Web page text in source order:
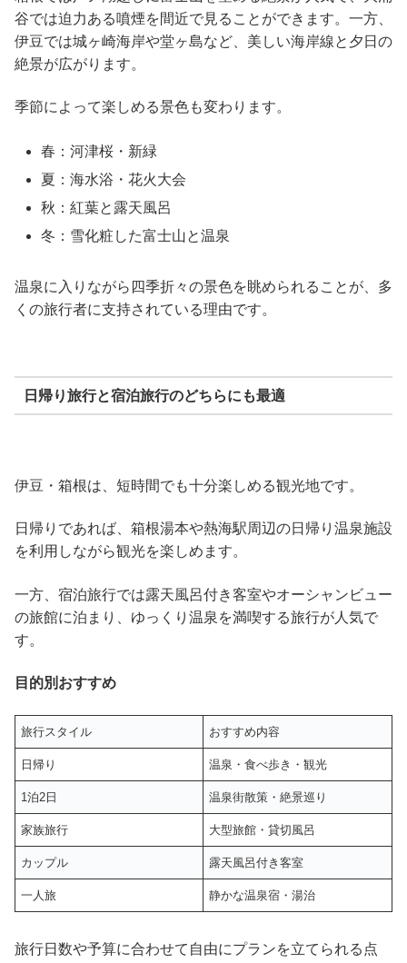
谷では迫力ある噴煙を間近で見ることができます。一方、
伊豆では城ヶ崎海岸や堂ヶ島など、美しい海岸線と夕日の
絶景が広がります。
季節によって楽しめる景色も変わります。
春：河津桜・新緑
夏：海水浴・花火大会
秋：紅葉と露天風呂
冬：雪化粧した富士山と温泉
温泉に入りながら四季折々の景色を眺められることが、多
くの旅行者に支持されている理由です。
日帰り旅行と宿泊旅行のどちらにも最適
伊豆・箱根は、短時間でも十分楽しめる観光地です。
日帰りであれば、箱根湯本や熱海駅周辺の日帰り温泉施設
を利用しながら観光を楽しめます。
一方、宿泊旅行では露天風呂付き客室やオーシャンビュー
の旅館に泊まり、ゆっくり温泉を満喫する旅行が人気で
す。
目的別おすすめ
旅行スタイル おすすめ内容
日帰り 温泉・食べ歩き・観光
1泊2日 温泉街散策・絶景巡り
家族旅行 大型旅館・貸切風呂
カップル 露天風呂付き客室
一人旅 静かな温泉宿・湯治
旅行日数や予算に合わせて自由にプランを立てられる点